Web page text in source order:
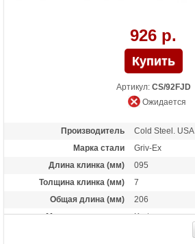
926 р.
Артикул: CS/92FJD
Ожидается
Производитель
Cold Steel. USA
Марка стали
Griv-Ex
Длина клинка (мм)
095
Толщина клинка (мм)
7
Общая длина (мм)
206
Материал рукоятки
Kraton